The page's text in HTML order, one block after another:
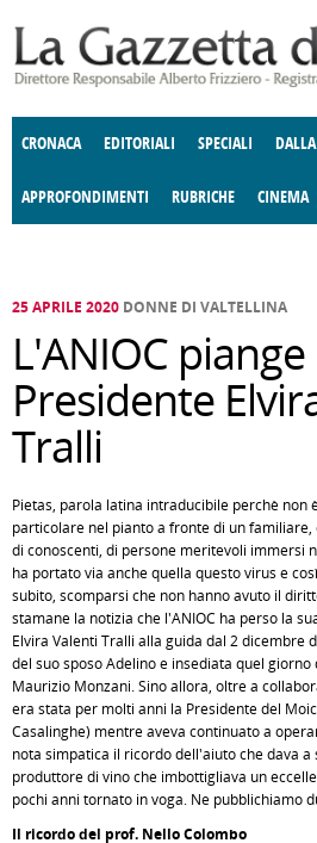
CRONACA EDITORIALI SPECIALI
APPROFONDIMENTI
E SPETTACOLI POLITICA
RUBRICHE
DELLE IDEE FATTI DELLO SPIRITO CCCVA
CINEMA
25 APRILE 2020 DONNE DI VALTELLINA
L'ANIOC
Presidente
Tralli
Pietas, parola latina intraducibile perchè non
particolare nel pianto a fronte di un familiare,
di conoscenti, di persone meritevoli immersi
ha portato via anche quella questo virus e
subito, scomparsi che non hanno avuto il
stamane la notizia che l'ANIOC ha perso la
Elvira Valenti Tralli alla guida dal 2 dicembre
del suo sposo Adelino e insediata quel
Maurizio Monzani. Sino allora, oltre a
era stata per molti anni la Presidente del
Casalinghe) mentre aveva continuato a
nota simpatica il ricordo dell'aiuto che dava a
produttore di vino che imbottigliava un
pochi anni tornato in voga. Ne pubblichiamo
Il ricordo del prof. Nello Colombo